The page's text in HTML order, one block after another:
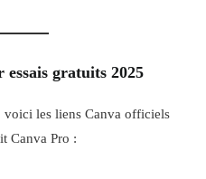
gratuits 2025
voici les liens Canva officiels
Canva Pro :